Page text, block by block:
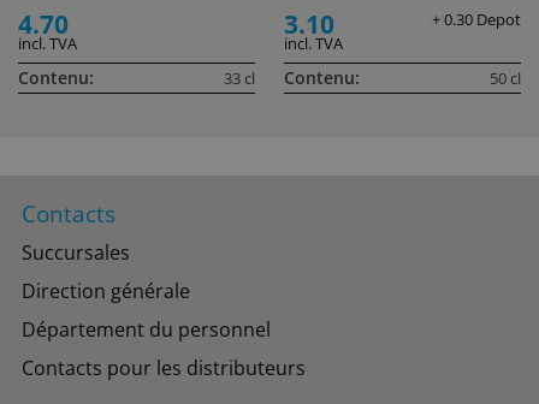
4.70
incl. TVA
Contenu: 33 cl
3.10
+ 0.30 Depot
incl. TVA
Contenu: 50 cl
Contacts
Succursales
Direction générale
Département du personnel
Contacts pour les distributeurs